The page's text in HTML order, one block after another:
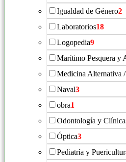
Igualdad de Género2
Laboratorios18
Logopedia9
Marítimo Pesquera y
Medicina Alternativa
Naval3
obra1
Odontología y
Óptica3
Pediatría y